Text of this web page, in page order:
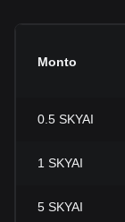
Monto
0.5 SKYAI
1 SKYAI
5 SKYAI